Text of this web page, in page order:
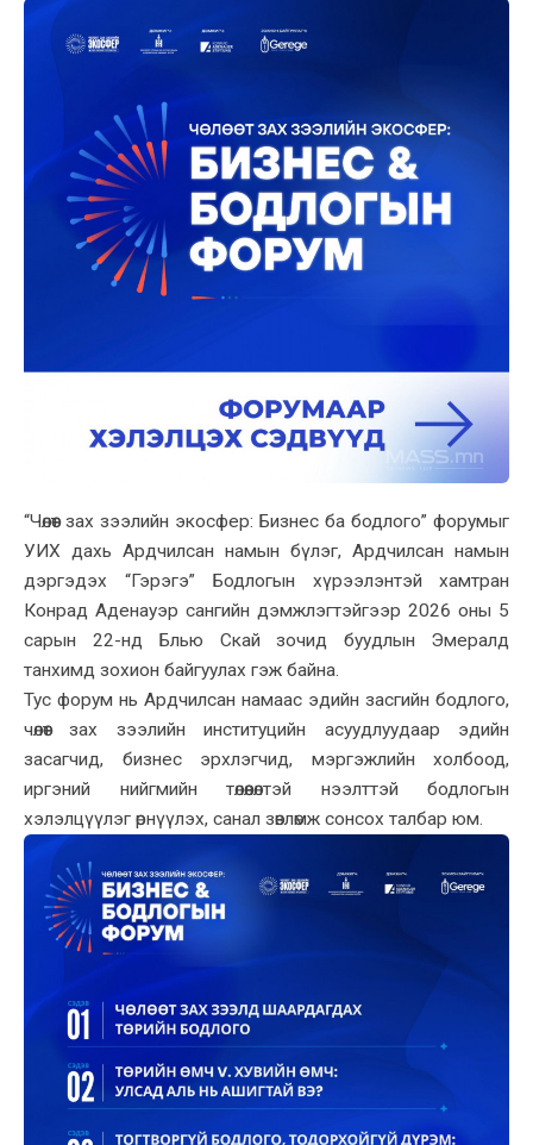
“Чөлөөт зах зээлийн экосфер: Бизнес ба бодлого” форумыг
УИХ дахь Ардчилсан намын бүлэг, Ардчилсан намын
дэргэдэх “Гэрэгэ” Бодлогын хүрээлэнтэй хамтран
Конрад Аденауэр сангийн дэмжлэгтэйгээр 2026 оны 5
сарын 22-нд Блью Скай зочид буудлын Эмералд
танхимд зохион байгуулах гэж байна.
Тус форум нь Ардчилсан намаас эдийн засгийн бодлого,
чөлөөт зах зээлийн институцийн асуудлуудаар эдийн
засагчид, бизнес эрхлэгчид, мэргэжлийн холбоод,
иргэний нийгмийн төлөөлөлтэй нээлттэй бодлогын
хэлэлцүүлэг өрнүүлэх, санал зөвлөмж сонсох талбар юм.